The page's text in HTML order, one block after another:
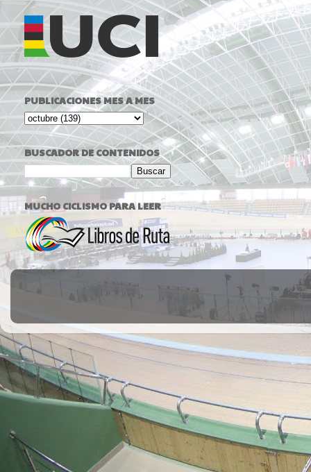
PUBLICACIONES MES A MES
BUSCADOR DE CONTENIDOS
MUCHO CICLISMO PARA LEER